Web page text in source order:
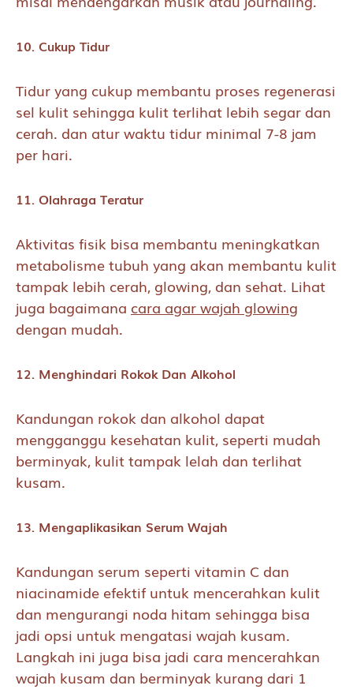
10. Cukup Tidur
Tidur yang cukup membantu proses regenerasi
sel kulit sehingga kulit terlihat lebih segar dan
cerah. dan atur waktu tidur minimal 7-8 jam
per hari.
11. Olahraga Teratur
Aktivitas fisik bisa membantu meningkatkan
metabolisme tubuh yang akan membantu kulit
tampak lebih cerah, glowing, dan sehat. Lihat
juga bagaimana cara agar wajah glowing
dengan mudah.
12. Menghindari Rokok Dan Alkohol
Kandungan rokok dan alkohol dapat
mengganggu kesehatan kulit, seperti mudah
berminyak, kulit tampak lelah dan terlihat
kusam.
13. Mengaplikasikan Serum Wajah
Kandungan serum seperti vitamin C dan
niacinamide efektif untuk mencerahkan kulit
dan mengurangi noda hitam sehingga bisa
jadi opsi untuk mengatasi wajah kusam.
Langkah ini juga bisa jadi cara mencerahkan
wajah kusam dan berminyak kurang dari 1